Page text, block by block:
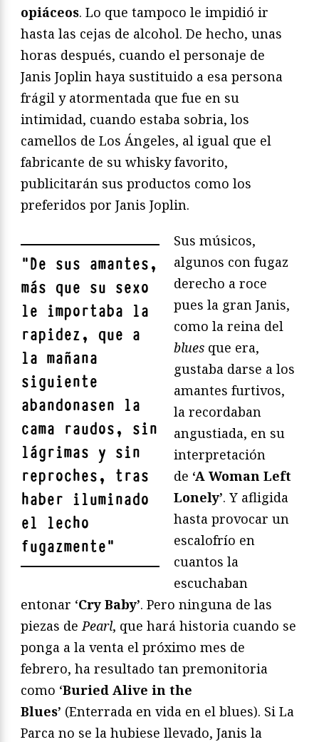
opiáceos. Lo que tampoco le impidió ir
hasta las cejas de alcohol. De hecho, unas
horas después, cuando el personaje de
Janis Joplin haya sustituido a esa persona
frágil y atormentada que fue en su
intimidad, cuando estaba sobria, los
camellos de Los Ángeles, al igual que el
fabricante de su whisky favorito,
publicitarán sus productos como los
preferidos por Janis Joplin.
"De sus amantes,
más que su sexo
le importaba la
rapidez, que a
la mañana
siguiente
abandonasen la
cama raudos, sin
lágrimas y sin
reproches, tras
haber iluminado
el lecho
fugazmente"
Sus músicos,
algunos con fugaz
derecho a roce
pues la gran Janis,
como la reina del
blues que era,
gustaba darse a los
amantes furtivos,
la recordaban
angustiada, en su
interpretación
de ‘A Woman Left
Lonely’. Y afligida
hasta provocar un
escalofrío en
cuantos la
escuchaban
entonar ‘Cry Baby’. Pero ninguna de las
piezas de Pearl, que hará historia cuando se
ponga a la venta el próximo mes de
febrero, ha resultado tan premonitoria
como ‘Buried Alive in the
Blues’ (Enterrada en vida en el blues). Si La
Parca no se la hubiese llevado, Janis la